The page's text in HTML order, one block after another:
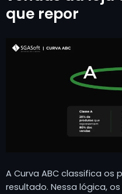
que repor
A Curva ABC classifica
resultado. Nessa lógica,